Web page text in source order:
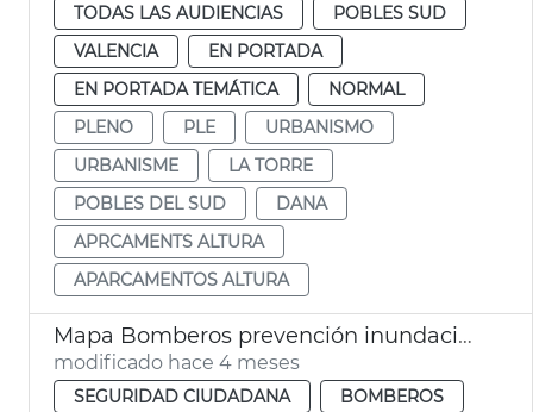
TODAS LAS AUDIENCIAS
POBLES SUD
VALENCIA
EN PORTADA
EN PORTADA TEMÁTICA
NORMAL
PLENO
PLE
URBANISMO
URBANISME
LA TORRE
POBLES DEL SUD
DANA
APRCAMENTS ALTURA
APARCAMENTOS ALTURA
Mapa Bomberos prevención inundaciones fluviales
modificado hace 4 meses
SEGURIDAD CIUDADANA BOMBEROS